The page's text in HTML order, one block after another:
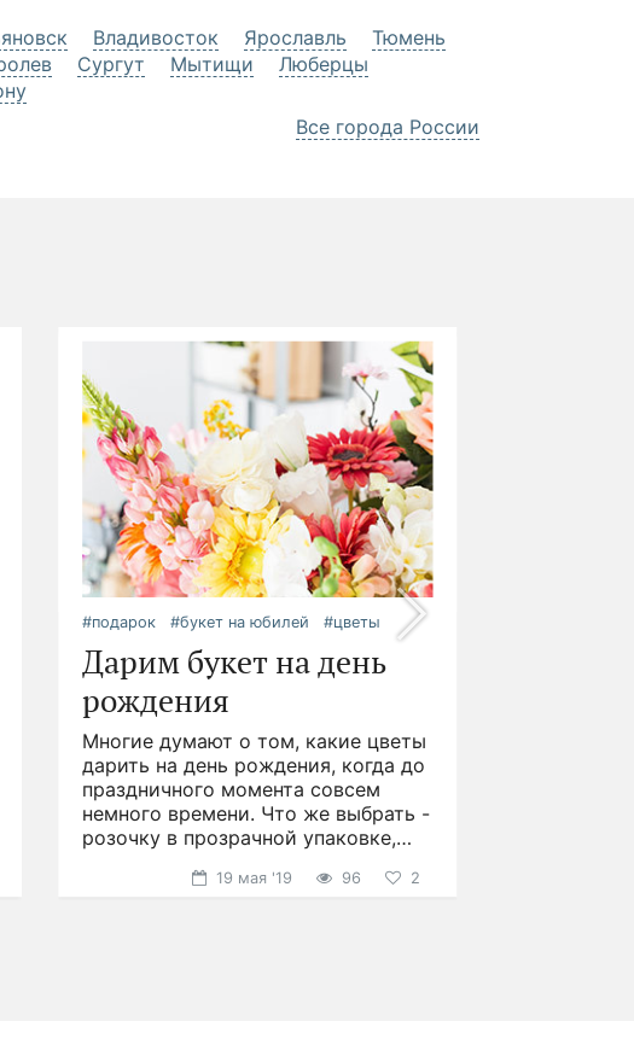
Владивосток Ярославль
Тюмень
Сургут Мытищи
Люберцы
Все города России
#подарок #букет на юбилей #цветы
Дарим букет на день
рождения
Многие думают о том, какие цветы
дарить на день рождения, когда до
праздничного момента совсем
немного времени. Что же выбрать -
розочку в прозрачной упаковке,
19 мая '19 96 2